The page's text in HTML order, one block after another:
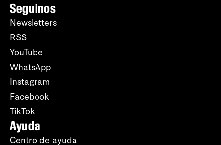
Seguinos
Newsletters
RSS
YouTube
WhatsApp
Instagram
Facebook
TikTok
Ayuda
Centro de ayuda